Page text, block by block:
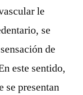
le
se
de
este sentido,
se presentan